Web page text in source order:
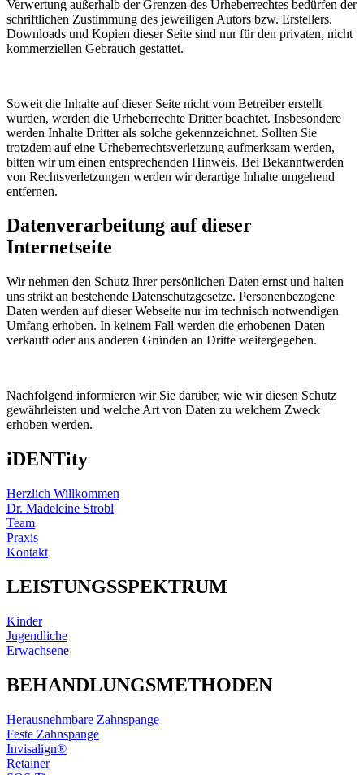
Verwertung außerhalb der Grenzen des Urheberrechtes bedürfen der
schriftlichen Zustimmung des jeweiligen Autors bzw. Erstellers.
Downloads und Kopien dieser Seite sind nur für den privaten, nicht
kommerziellen Gebrauch gestattet.
Soweit die Inhalte auf dieser Seite nicht vom Betreiber erstellt
wurden, werden die Urheberrechte Dritter beachtet. Insbesondere
werden Inhalte Dritter als solche gekennzeichnet. Sollten Sie
trotzdem auf eine Urheberrechtsverletzung aufmerksam werden,
bitten wir um einen entsprechenden Hinweis. Bei Bekanntwerden
von Rechtsverletzungen werden wir derartige Inhalte umgehend
entfernen.
Datenverarbeitung auf dieser
Internetseite
Wir nehmen den Schutz Ihrer persönlichen Daten ernst und halten
uns strikt an bestehende Datenschutzgesetze. Personenbezogene
Daten werden auf dieser Webseite nur im technisch notwendigen
Umfang erhoben. In keinem Fall werden die erhobenen Daten
verkauft oder aus anderen Gründen an Dritte weitergegeben.
Nachfolgend informieren wir Sie darüber, wie wir diesen Schutz
gewährleisten und welche Art von Daten zu welchem Zweck
erhoben werden.
iDENTity
Herzlich Willkommen
Dr. Madeleine Strobl
Team
Praxis
Kontakt
LEISTUNGSSPEKTRUM
Kinder
Jugendliche
Erwachsene
BEHANDLUNGSMETHODEN
Herausnehmbare Zahnspange
Feste Zahnspange
Invisalign®
Retainer